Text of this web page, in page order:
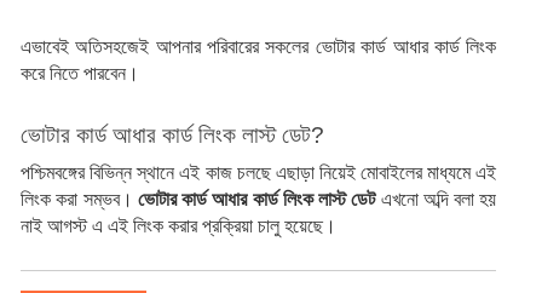
এভাবেই অতিসহজেই আপনার পরিবারের সকলের ভোটার কার্ড আধার কার্ড লিংক
করে নিতে পারবেন।
ভোটার কার্ড আধার কার্ড লিংক লাস্ট ডেট?
পশ্চিমবঙ্গের বিভিন্ন স্থানে এই কাজ চলছে এছাড়া নিয়েই মোবাইলের মাধ্যমে এই
লিংক করা সম্ভব। ভোটার কার্ড আধার কার্ড লিংক লাস্ট ডেট এখনো অব্দি বলা হয়
নাই আগস্ট এ এই লিংক করার প্রক্রিয়া চালু হয়েছে।